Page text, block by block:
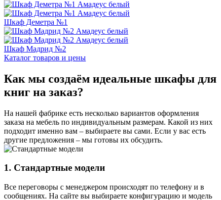
Шкаф Деметра №1
Шкаф Мадрид №2
Каталог товаров и цены
Как мы создаём идеальные шкафы для
книг на заказ?
На нашей фабрике есть несколько вариантов оформления
заказа на мебель по индивидуальным размерам. Какой из них
подходит именно вам – выбираете вы сами. Если у вас есть
другие предложения – мы готовы их обсудить.
1. Стандартные модели
Все переговоры с менеджером происходят по телефону и в
сообщениях. На сайте вы выбираете конфигурацию и модель